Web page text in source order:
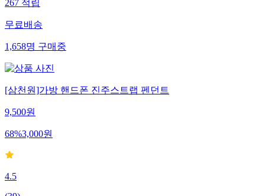
267적립
무료배송
1,658명구매중
[삼천원]가방 핸드폰 진주스트랩 펜던트
9,500원
68%3,000원
4.5